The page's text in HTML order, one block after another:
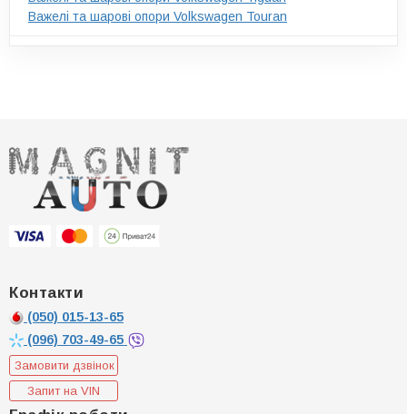
Важелі та шарові опори Volkswagen Touran
Контакти
(050) 015-13-65
(096) 703-49-65
Замовити дзвінок
Запит на VIN